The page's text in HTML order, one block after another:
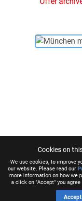
Cookies on
We use cookies, to improve
our website. Please read our
more information on how we
a click on "Accept" you
Accept